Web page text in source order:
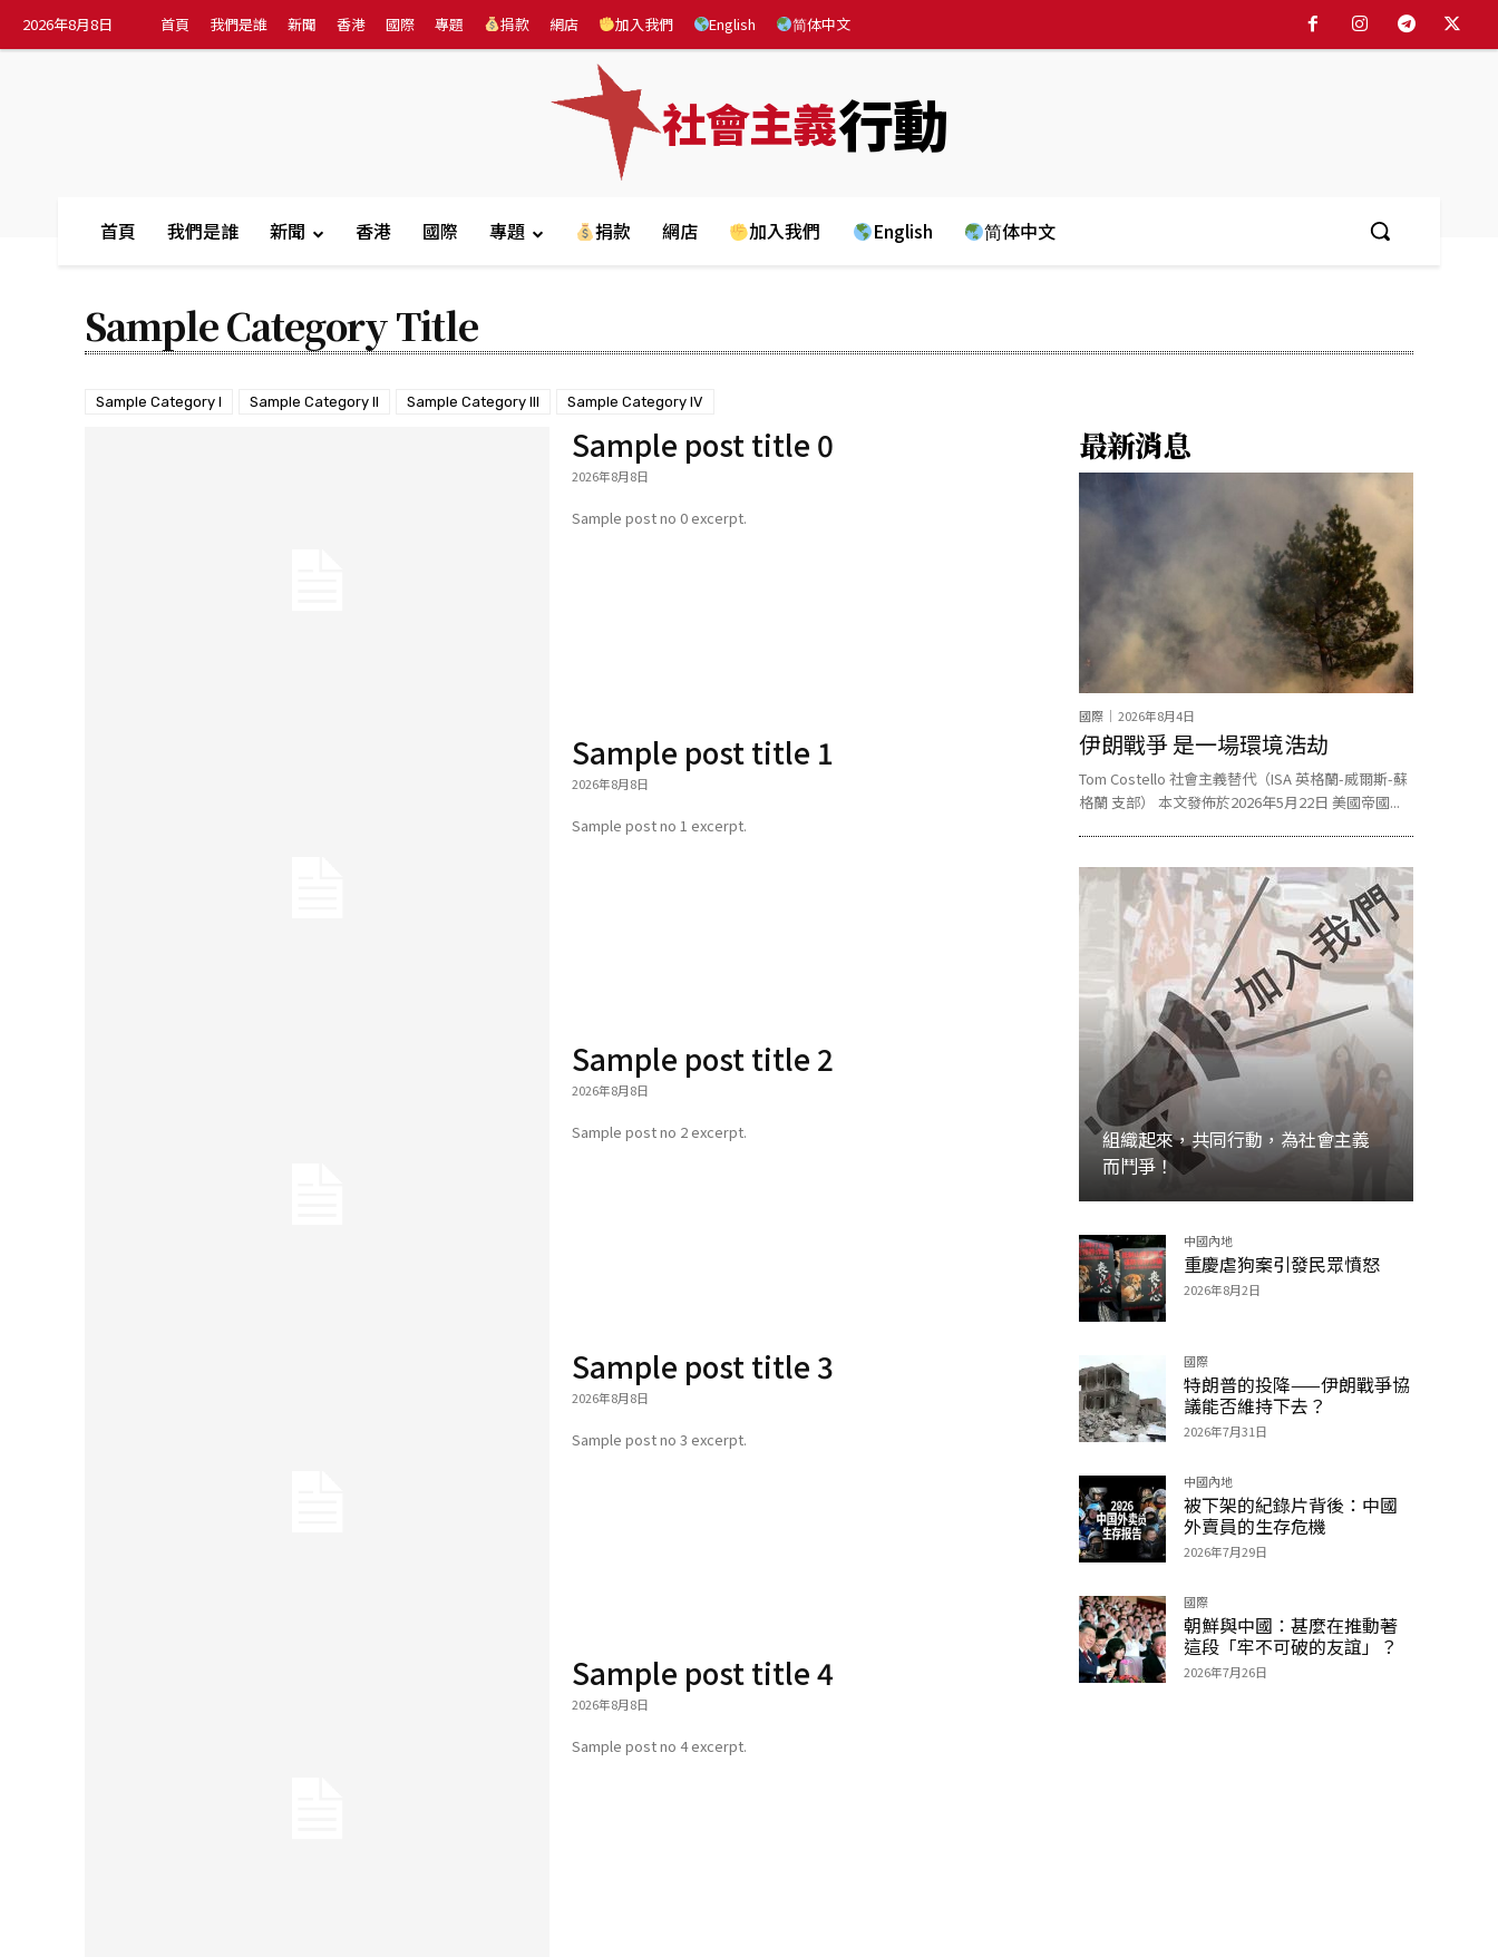
2026年8月8日 首頁 我們是誰 新聞 香港 國際 專題 捐款 網店 加入我們 English 简体中文
社會主義行動
首頁 我們是誰 新聞 香港 國際 專題 捐款 網店 加入我們 English 简体中文
Sample Category Title
Sample Category I Sample Category II Sample Category III Sample Category IV
Sample post title 0
2026年8月8日
Sample post no 0 excerpt.
Sample post title 1
2026年8月8日
Sample post no 1 excerpt.
Sample post title 2
2026年8月8日
Sample post no 2 excerpt.
Sample post title 3
2026年8月8日
Sample post no 3 excerpt.
Sample post title 4
2026年8月8日
Sample post no 4 excerpt.
最新消息
國際 2026年8月4日
伊朗戰爭 是一場環境浩劫
Tom Costello 社會主義替代（ISA 英格蘭-威爾斯-蘇
格蘭 支部） 本文發佈於2026年5月22日 美國帝國...
組織起來，共同行動，為社會主義
而鬥爭！
加入 中國內地
重慶虐狗案引發民眾憤怒
2026年8月2日
國際
特朗普的投降——伊朗戰爭協
議能否維持下去？
2026年7月31日
中國內地
被下架的紀錄片背後：中國
外賣員的生存危機
2026年7月29日
國際
朝鮮與中國：甚麼在推動著
這段「牢不可破的友誼」？
2026年7月26日